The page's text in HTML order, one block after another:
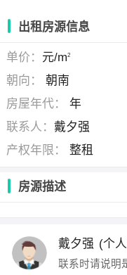
出租房源信息
单价： 元/m2
朝向：
朝南
房屋年代：
年
联系人：戴夕强
产权年限：
整租
房源描述
戴夕强 (个
联系时请说明